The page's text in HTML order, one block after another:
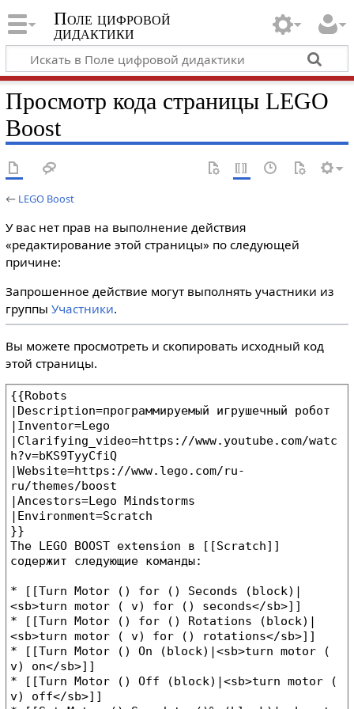
Поле цифровой
дидактики
Просмотр кода страницы LEGO
Boost
← LEGO Boost
У вас нет прав на выполнение действия
«редактирование этой страницы» по следующей
причине:
Запрошенное действие могут выполнять участники из
группы Участники.
Вы можете просмотреть и скопировать исходный код
этой страницы.